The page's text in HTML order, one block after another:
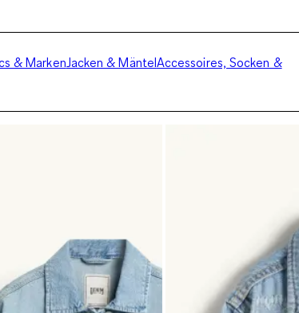
& Marken Jacken & MäntelAccessoires, Socken &